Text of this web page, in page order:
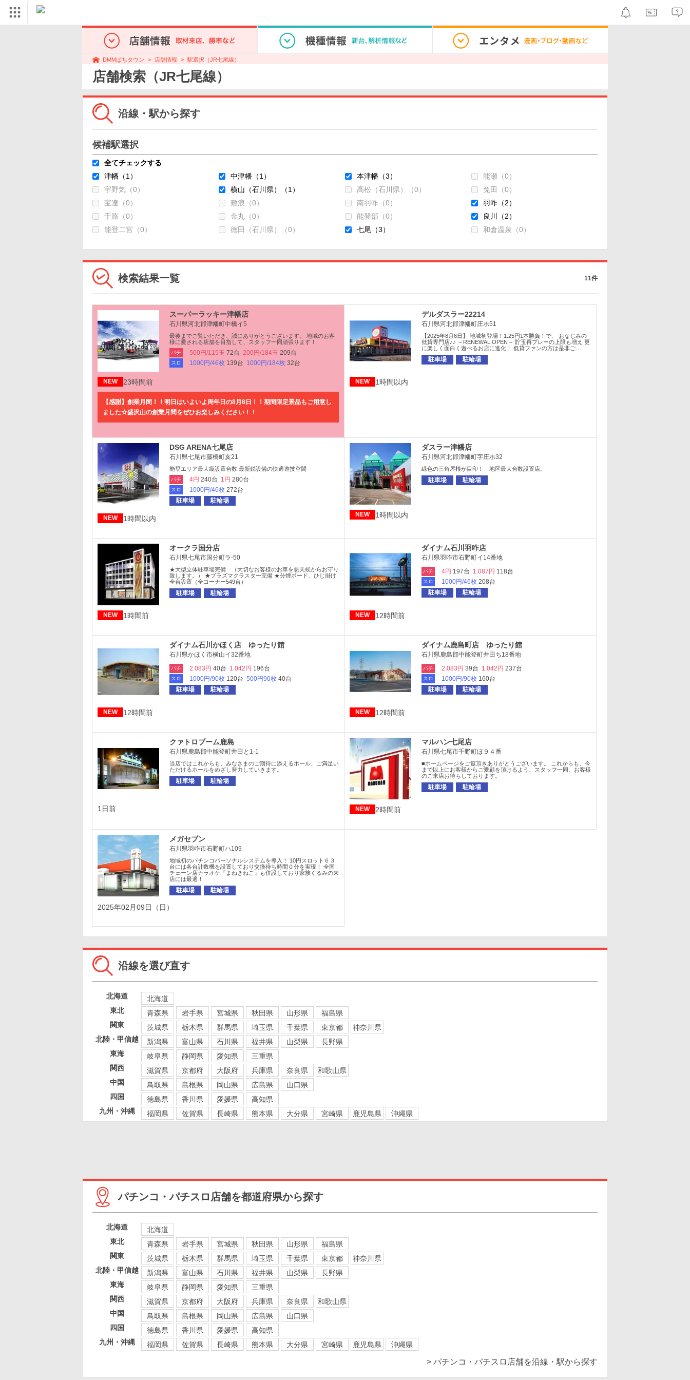
DMMぱちタウン 店舗情報 駅選択（JR七尾線）
店舗検索（JR七尾線）
沿線・駅から探す
候補駅選択
全てチェックする
津幡（1）
中津幡（1） 本津幡（3）
能瀬（0）
宇野気（0）
横山（石川県）（1） 高松（石川県）（0）
免田（0）
宝達（0）
敷浪（0） 南羽咋（0）
羽咋（2）
千路（0）
金丸（0） 能登部（0）
良川（2）
能登二宮（0）
徳田（石川県）（0） 七尾（3） 和倉温泉（0）
検索結果一覧 11件
スーパーラッキー津幡店
石川県河北郡津幡町中橋イ5
最後までご覧いただき、誠にありがとうございます。 地域のお客
様に愛される店舗を目指して、スタッフ一同頑張ります！
パチ 500円/115玉 72台 200円/184玉 209台
スロ 1000円/46枚 139台 1000円/184枚 32台
NEW 23時間前
【感謝】創業月間！！明日はいよいよ周年日の8月8日！！期間限定景品もご用意し
ました☆盛沢山の創業月間をぜひお楽しみください！！
デルダスラー22214
石川県河北郡津幡町庄ホ51
【2025年8月6日】 地域初登場！1.25円1本勝負！で、 おなじみの
低貸専門店♪♪ ～RENEWAL OPEN～ 貯玉再プレーの上限も増え 更
に楽しく面白く遊べるお店に進化！ 低貸ファンの方は是非ご…
駐車場 駐輪場
NEW 1時間以内
DSG ARENA七尾店
石川県七尾市藤橋町亥21
能登エリア最大級設置台数 最新鋭設備の快適遊技空間
パチ 4円 240台 1円 280台
スロ 1000円/46枚 272台
駐車場
駐輪場
NEW 1時間以内
ダスラー津幡店
石川県河北郡津幡町字庄ホ32
緑色の三角屋根が目印！ 地区最大台数設置店。
駐車場 駐輪場
NEW 1時間以内
オークラ国分店
石川県七尾市国分町ラ-50
★大型立体駐車場完備 （大切なお客様のお車を悪天候からお守り
致します。） ★プラズマクラスター完備 ★分煙ボード、ひじ掛け
全台設置（全コーナー549台）
駐車場 駐輪場
NEW 1時間前
ダイナム石川羽咋店
石川県羽咋市石野町イ14番地
パチ 4円 197台 1.087円 118台
スロ 1000円/46枚 208台
駐車場
駐輪場
NEW 12時間前
ダイナム石川かほく店 ゆったり館
石川県かほく市横山イ32番地
パチ 2.083円 40台 1.042円 196台
スロ 1000円/90枚 120台 500円90枚 40台
駐車場
駐輪場
NEW 12時間前
ダイナム鹿島町店 ゆったり館
石川県鹿島郡中能登町井田ち18番地
パチ 2.083円 39台 1.042円 237台
スロ 1000円/90枚 160台
駐車場
駐輪場
NEW 12時間前
クァトロブーム鹿島
石川県鹿島郡中能登町井田と1-1
当店ではこれからも、みなさまのご期待に添えるホール、ご満足い
ただけるホールをめざし努力していきます。
駐車場 駐輪場
1日前
マルハン七尾店
石川県七尾市千野町ほ９４番
■ホームページをご覧頂きありがとうございます。 これからも、今
まで以上にお客様からご愛顧を頂けるよう、スタッフ一同、お客様
のご来店お待ちしております。
駐車場 駐輪場
NEW 2時間前
メガセブン
石川県羽咋市石野町ハ109
地域初のパチンコパーソナルシステムを導入！ 10円スロット６３
台には各台計数機を設置しており交換待ち時間０分を実現！ 全国
チェーン店カラオケ『まねきねこ』も併設しており家族ぐるみの来
店には最適！
駐車場 駐輪場
2025年02月09日（日）
沿線を選び直す
北海道
北海道
東北
青森県 岩手県 宮城県 秋田県 山形県
福島県
関東
茨城県 栃木県 群馬県 埼玉県 千葉県 東京都
神奈川県
北陸・甲信越
新潟県 富山県 石川県 福井県 山梨県
長野県
東海
岐阜県 静岡県 愛知県
三重県
関西
滋賀県 京都府 大阪府 兵庫県 奈良県
和歌山県
中国
鳥取県 島根県 岡山県 広島県
山口県
四国
徳島県 香川県 愛媛県
高知県
九州・沖縄
福岡県 佐賀県 長崎県 熊本県 大分県 宮崎県 鹿児島県 沖縄県
パチンコ・パチスロ店舗を都道府県から探す
北海道
北海道
東北
青森県 岩手県 宮城県 秋田県 山形県
福島県
関東
茨城県 栃木県 群馬県 埼玉県 千葉県 東京都
神奈川県
北陸・甲信越
新潟県 富山県 石川県 福井県 山梨県
長野県
東海
岐阜県 静岡県 愛知県
三重県
関西
滋賀県 京都府 大阪府 兵庫県 奈良県
和歌山県
中国
鳥取県 島根県 岡山県 広島県
山口県
四国
徳島県 香川県 愛媛県
高知県
九州・沖縄
福岡県 佐賀県 長崎県 熊本県 大分県 宮崎県 鹿児島県 沖縄県
> パチンコ・パチスロ店舗を沿線・駅から探す